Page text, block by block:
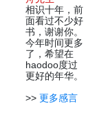
相识十年，前
面看过不少好
书，谢谢你。
今年时间更多
了，希望在
haodoo度过
更好的年华。
>> 更多感言